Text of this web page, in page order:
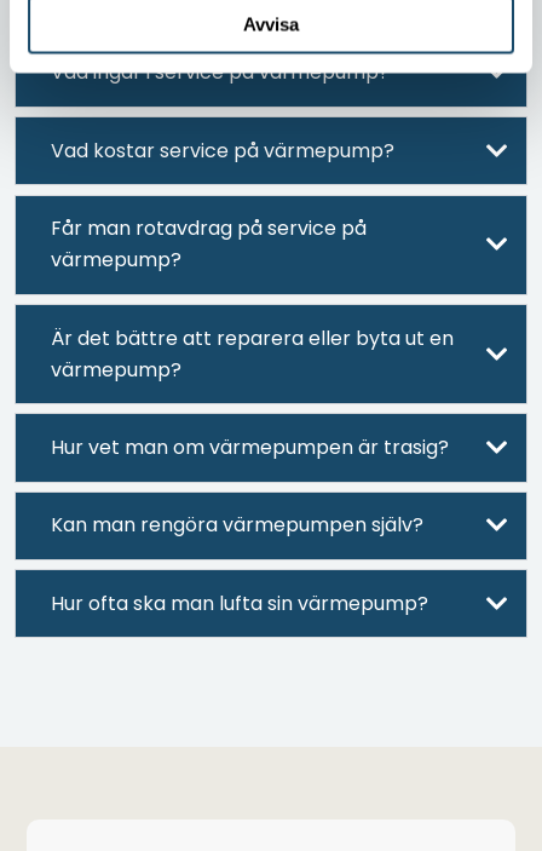
Avvisa
Vad ingår i service på värmepump?
Vad kostar service på värmepump?
Får man rotavdrag på service på
värmepump?
Är det bättre att reparera eller byta ut en
värmepump?
Hur vet man om värmepumpen är trasig?
Kan man rengöra värmepumpen själv?
Hur ofta ska man lufta sin värmepump?